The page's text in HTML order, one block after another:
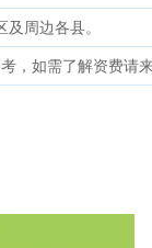
及周边各县。
，如需了解资费请